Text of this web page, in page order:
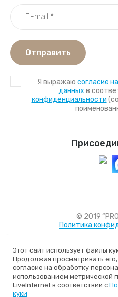
Я выражаю согласие
данных в
конфиденциальности
Отправить
© 2019
Политика
Этот сайт использует файлы
Продолжая просматривать
согласие на обработку
использованием метрической
LiveInternet в соответствии с
куки